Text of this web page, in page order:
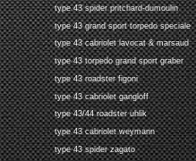
type 43 spider pritchard-dumoulin
type 43 grand sport torpedo speciale
type 43 cabriolet lavocat & marsaud
type 43 torpedo grand sport graber
type 43 roadster figoni
type 43 cabriolet gangloff
type 43/44 roadster uhlik
type 43 cabriolet weymann
type 43 spider zagato